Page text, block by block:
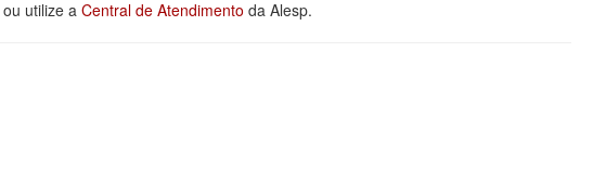
ou utilize a Central de Atendimento da Alesp.